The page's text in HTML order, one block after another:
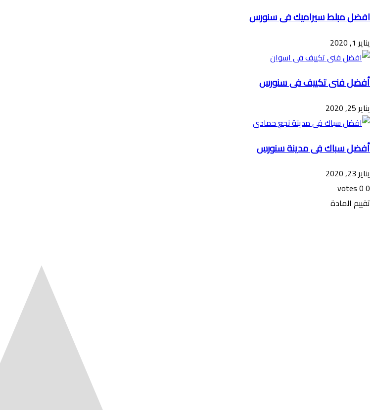
افضل مبلط سيراميك فى سنورس
يناير 1, 2020
أفضل فنى تكييف فى سنورس
يناير 25, 2020
أفضل سباك فى مدينة سنورس
يناير 23, 2020
0
0
votes
تقييم المادة